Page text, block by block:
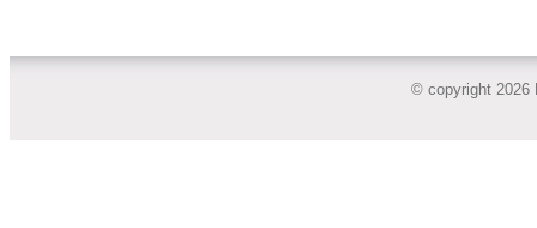
© copyright 2026